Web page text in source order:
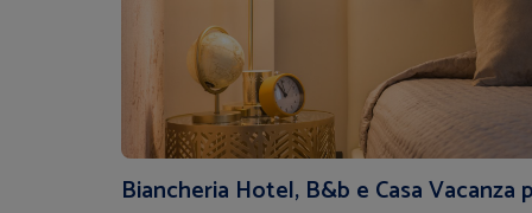
Biancheria Hotel, B&b e Casa